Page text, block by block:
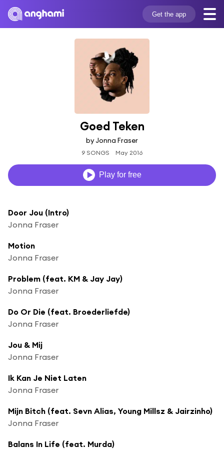
Get the app
Goed Teken
by Jonna Fraser
9 SONGS May 2016
Play for free
Door Jou (Intro)
Jonna Fraser
Motion
Jonna Fraser
Problem (feat. KM & Jay Jay)
Jonna Fraser
Do Or Die (feat. Broederliefde)
Jonna Fraser
Jou & Mij
Jonna Fraser
Ik Kan Je Niet Laten
Jonna Fraser
Mijn Bitch (feat. Sevn Alias, Young Millsz & Jairzinho)
Jonna Fraser
Balans In Life (feat. Murda)